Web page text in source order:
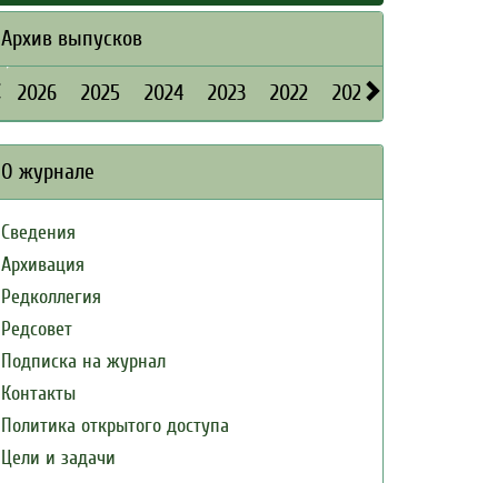
Архив выпусков
2026 2025 2024 2023 2022 2021
О журнале
Сведения
Архивация
Редколлегия
Редсовет
Подписка на журнал
Контакты
Политика открытого доступа
Цели и задачи